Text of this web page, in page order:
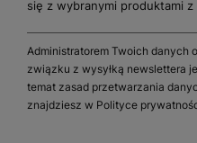
się z wybranymi produktami
Administratorem Twoich danych
związku z wysyłką newslettera
temat zasad przetwarzania
znajdziesz w Polityce